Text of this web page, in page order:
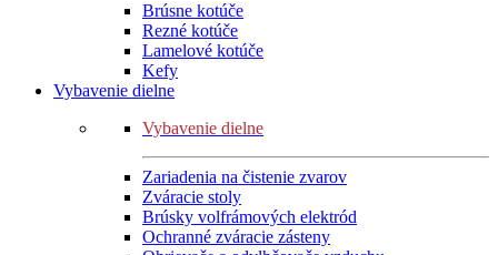
Brúsne kotúče
Rezné kotúče
Lamelové kotúče
Kefy
Vybavenie dielne
Vybavenie dielne
Zariadenia na čistenie zvarov
Zváracie stoly
Brúsky volfrámových elektród
Ochranné zváracie zásteny